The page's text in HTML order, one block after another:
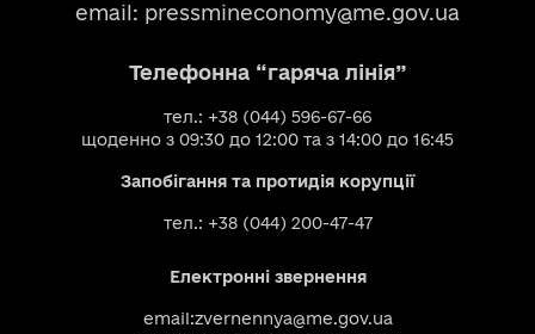
email: pressmineconomy@me.gov.ua
Телефонна “гаряча лінія”
тел.: +38 (044) 596-67-66
щоденно з 09:30 до 12:00 та з 14:00 до 16:45
Запобігання та протидія корупції
тел.: +38 (044) 200-47-47
Електронні звернення
email:zvernennya@me.gov.ua